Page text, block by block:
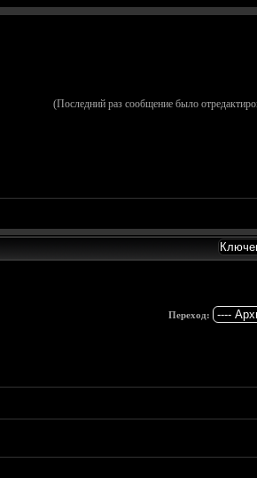
(Последний раз сообщение было
Переход: